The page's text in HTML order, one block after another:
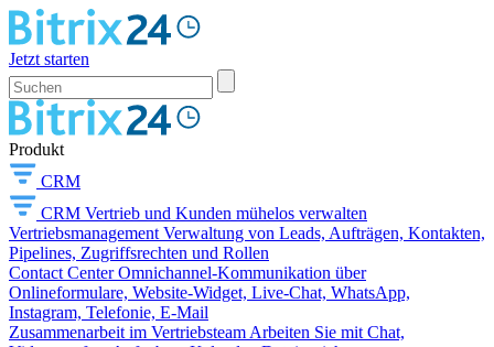
Jetzt starten
Produkt
CRM
CRM Vertrieb und Kunden mühelos verwalten
Vertriebsmanagement Verwaltung von Leads, Aufträgen, Kontakten,
Pipelines, Zugriffsrechten und Rollen
Contact Center Omnichannel-Kommunikation über
Onlineformulare, Website-Widget, Live-Chat, WhatsApp,
Instagram, Telefonie, E-Mail
Zusammenarbeit im Vertriebsteam Arbeiten Sie mit Chat,